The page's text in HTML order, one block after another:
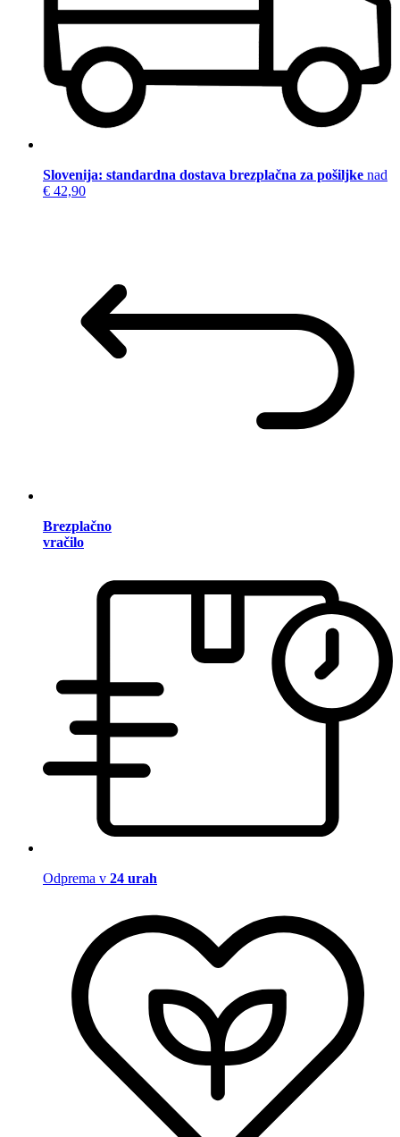
Slovenija: standardna dostava brezplačna za pošiljke nad
€ 42,90
Brezplačno
vračilo
Odprema v 24 urah